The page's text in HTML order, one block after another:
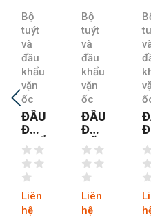
Bộ
tuýt
và
đầu
khẩu
vặn
ốc
ĐẦU
ĐỔI
KHẨU
VẶN
HỆ
INCH
TỪ
1/4”
Liên
hệ
Bộ
tuýt
và
đầu
khẩu
vặn
ốc
ĐẦU
ĐỔI
CỠ
KHẨU
TỪ
1/2”
RA
3/8”
Liên
hệ